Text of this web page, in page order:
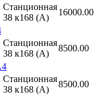
Станционная
38 к168 (A)
16000.00
Станционная
38 к168 (A)
8500.00
Станционная
38 к168 (A)
8500.00